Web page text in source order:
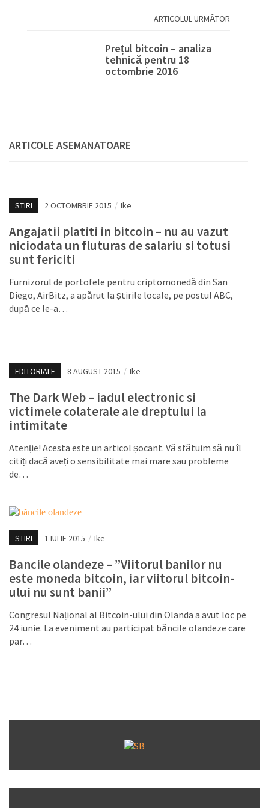
ARTICOLUL URMĂTOR
Prețul bitcoin – analiza
tehnică pentru 18
octombrie 2016
ARTICOLE ASEMANATOARE
STIRI 2 OCTOMBRIE 2015 / Ike
Angajatii platiti in bitcoin – nu au vazut
niciodata un fluturas de salariu si totusi
sunt fericiti
Furnizorul de portofele pentru criptomonedă din San
Diego, AirBitz, a apărut la știrile locale, pe postul ABC,
după ce le-a…
EDITORIALE 8 AUGUST 2015 / Ike
The Dark Web – iadul electronic si
victimele colaterale ale dreptului la
intimitate
Atenție! Acesta este un articol șocant. Vă sfătuim să nu îl
citiți dacă aveți o sensibilitate mai mare sau probleme
de…
STIRI 1 IULIE 2015 / Ike
Bancile olandeze – ”Viitorul banilor nu
este moneda bitcoin, iar viitorul bitcoin-
ului nu sunt banii”
Congresul Național al Bitcoin-ului din Olanda a avut loc pe
24 iunie. La eveniment au participat băncile olandeze care
par…